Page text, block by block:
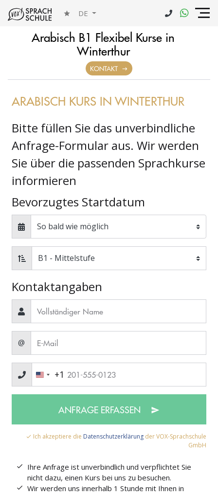
DE
Arabisch B1 Flexibel Kurse in
Winterthur
KONTAKT
ANFRAGE
ARABISCH KURS IN WINTERTHUR
Bitte füllen Sie das unverbindliche
Anfrage-Formular aus. Wir werden
Sie über die passenden Sprachkurse
informieren
Bevorzugtes Startdatum
Kontaktangaben
@
+1
ANFRAGE ERFASSEN
Ich akzeptiere die Datenschutzerklärung der VOX-Sprachschule
GmbH
Ihre Anfrage ist unverbindlich und verpflichtet Sie
nicht dazu, einen Kurs bei uns zu besuchen.
Wir werden uns innerhalb 1 Stunde mit Ihnen in